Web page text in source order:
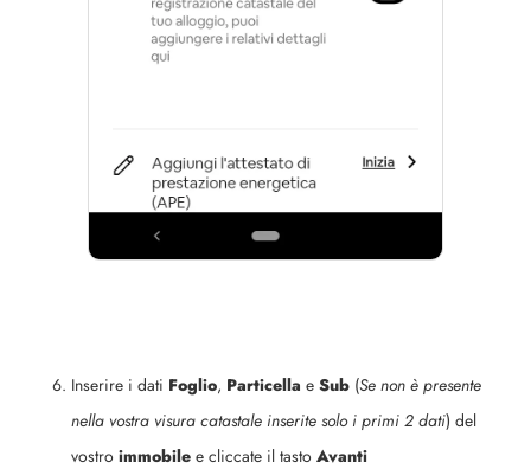
Inserire i dati Foglio, Particella e Sub (Se non è presente
nella vostra visura catastale inserite solo i primi 2 dati) del
vostro immobile e cliccate il tasto Avanti